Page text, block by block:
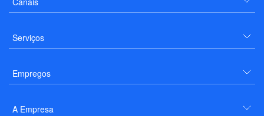
Serviços
Empregos
A Empresa